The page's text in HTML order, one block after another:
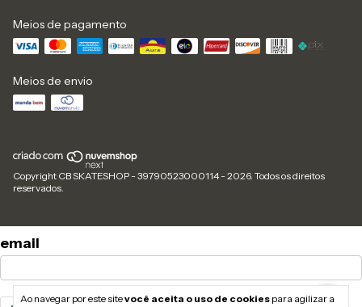
Ao navegar por este sitevocê aceita o uso de cookies para agilizar a
Meios de pagamento
Meios de envio
Copyright CB SKATESHOP - 39790523000114 - 2026. Todos os direitos
reservados.
email